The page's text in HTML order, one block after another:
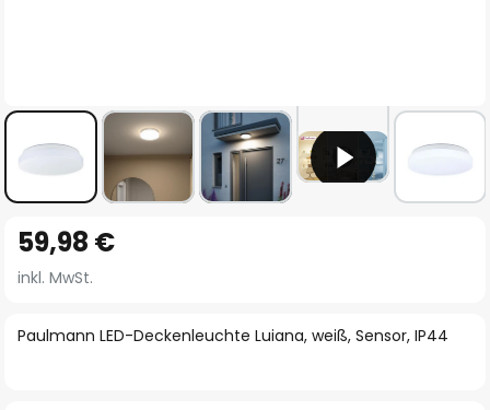
Anfang
der
springen
Paulmann LED-Deckenleuchte Luiana, weiß, Sensor, IP44
59,98 €
inkl. MwSt.